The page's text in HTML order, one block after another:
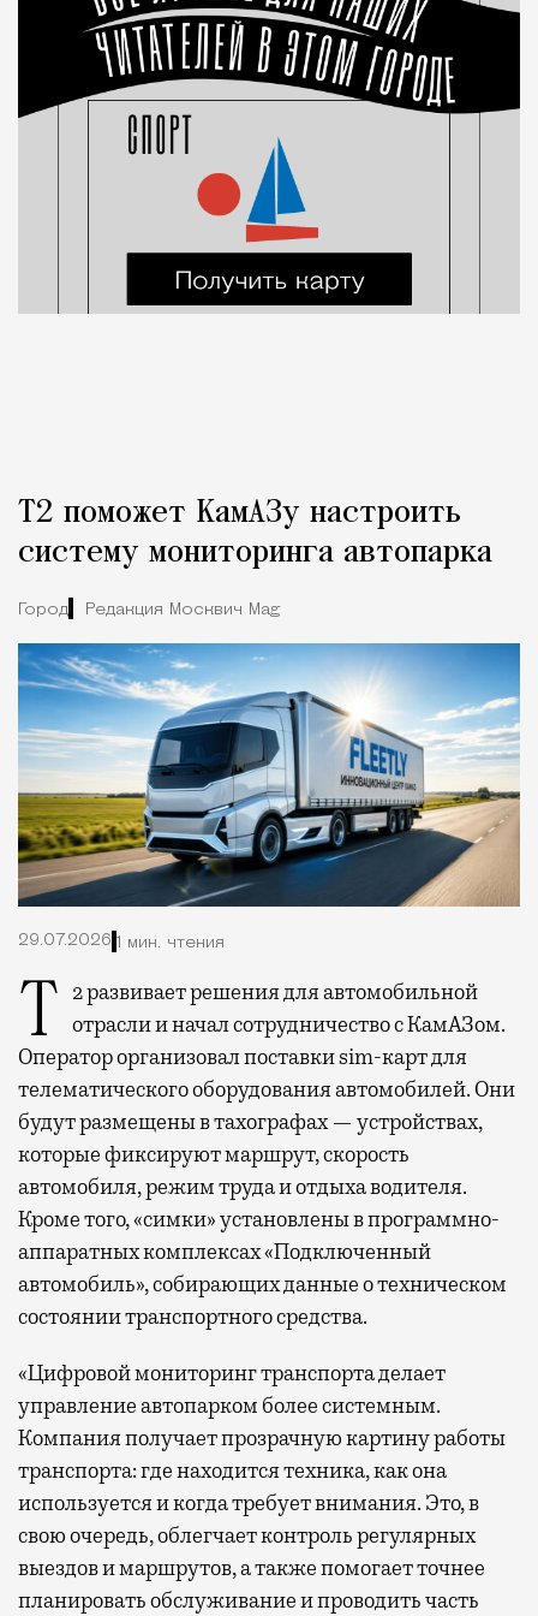
Т2 поможет КамАЗу настроить
систему мониторинга автопарка
Город Редакция Москвич Mag
29.07.2026 1 мин. чтения
Т2 развивает решения для автомобильной отрасли и начал сотрудничество с КамАЗом.
Оператор организовал поставки sim-карт для
телематического оборудования автомобилей. Они
будут размещены в тахографах — устройствах,
которые фиксируют маршрут, скорость
автомобиля, режим труда и отдыха водителя.
Кроме того, «симки» установлены в программно-
аппаратных комплексах «Подключенный
автомобиль», собирающих данные о техническом
состоянии транспортного средства.
«Цифровой мониторинг транспорта делает
управление автопарком более системным.
Компания получает прозрачную картину работы
транспорта: где находится техника, как она
используется и когда требует внимания. Это, в
свою очередь, облегчает контроль регулярных
выездов и маршрутов, а также помогает точнее
планировать обслуживание и проводить часть